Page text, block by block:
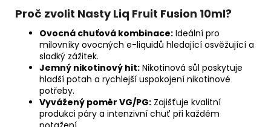
Proč zvolit Nasty Liq Fruit Fusion 10ml?
Ovocná chuťová kombinace: Ideální pro
milovníky ovocných e-liquidů hledající osvěžující a
sladký zážitek.
Jemný nikotinový hit: Nikotinová sůl poskytuje
hladší potah a rychlejší uspokojení nikotinové
potřeby.
Vyvážený poměr VG/PG: Zajišťuje kvalitní
produkci páry a intenzivní chuť při každém